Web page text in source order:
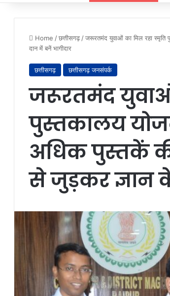
Home / छत्तीसगढ़ / जरूरतमंद युवाओं का मिल रहा
दान में बनें भागीदार
छत्तीसगढ़ छत्तीसगढ़ जनसंपर्क
जरूरतमंद
पुस्तकालय
अधिक पुस्तकें
से जुड़कर ज्ञान